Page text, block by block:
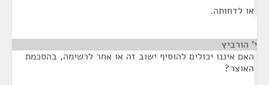
או לדחותה.
י' הורביץ
האם איננו יכולים להוסיף ישוב זה או אחר לרשימה, בהסכמת
האוצר?